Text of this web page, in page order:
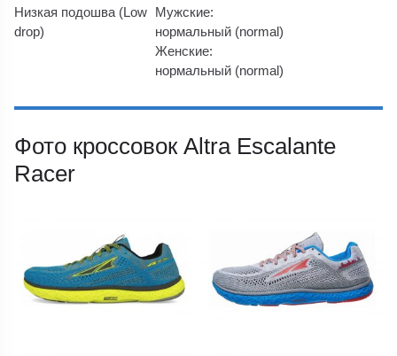
Низкая подошва (Low
drop)
Мужские:
нормальный (normal)
Женские:
нормальный (normal)
Фото кроссовок Altra Escalante
Racer